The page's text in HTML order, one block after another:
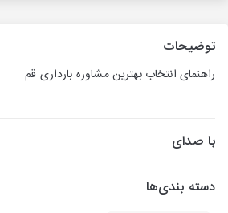
توضیحات
راهنمای انتخاب بهترین مشاوره بارداری قم
با صدای
دسته بندی‌ها